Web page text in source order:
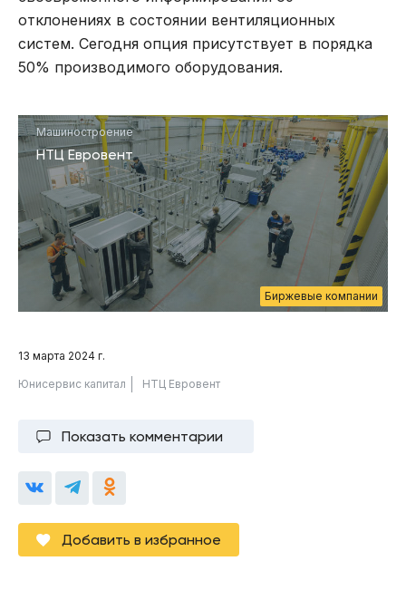
отклонениях в состоянии вентиляционных
систем. Сегодня опция присутствует в порядка
50% производимого оборудования.
Биржевые компании
Машиностроение
НТЦ Евровент
13 марта 2024 г.
Юнисервис капитал НТЦ Евровент
Показать комментарии
Добавить в избранное